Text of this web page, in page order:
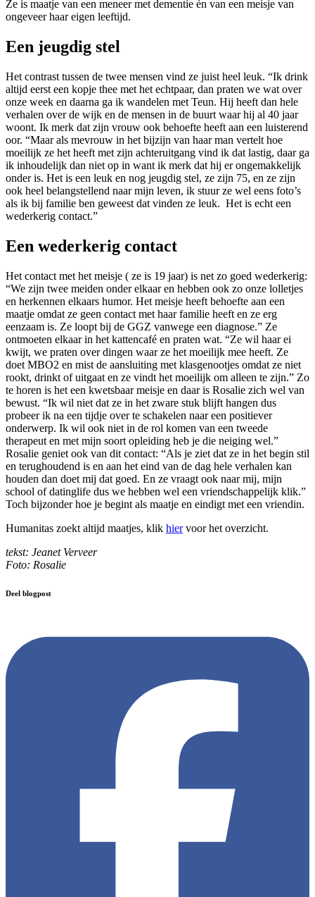
Ze is maatje van een meneer met dementie èn van een meisje van
ongeveer haar eigen leeftijd.
Een jeugdig stel
Het contrast tussen de twee mensen vind ze juist heel leuk. “Ik drink
altijd eerst een kopje thee met het echtpaar, dan praten we wat over
onze week en daarna ga ik wandelen met Teun. Hij heeft dan hele
verhalen over de wijk en de mensen in de buurt waar hij al 40 jaar
woont. Ik merk dat zijn vrouw ook behoefte heeft aan een luisterend
oor. “Maar als mevrouw in het bijzijn van haar man vertelt hoe
moeilijk ze het heeft met zijn achteruitgang vind ik dat lastig, daar ga
ik inhoudelijk dan niet op in want ik merk dat hij er ongemakkelijk
onder is. Het is een leuk en nog jeugdig stel, ze zijn 75, en ze zijn
ook heel belangstellend naar mijn leven, ik stuur ze wel eens foto’s
als ik bij familie ben geweest dat vinden ze leuk. Het is echt een
wederkerig contact.”
Een wederkerig contact
Het contact met het meisje ( ze is 19 jaar) is net zo goed wederkerig:
“We zijn twee meiden onder elkaar en hebben ook zo onze lolletjes
en herkennen elkaars humor. Het meisje heeft behoefte aan een
maatje omdat ze geen contact met haar familie heeft en ze erg
eenzaam is. Ze loopt bij de GGZ vanwege een diagnose.” Ze
ontmoeten elkaar in het kattencafé en praten wat. “Ze wil haar ei
kwijt, we praten over dingen waar ze het moeilijk mee heeft. Ze
doet MBO2 en mist de aansluiting met klasgenootjes omdat ze niet
rookt, drinkt of uitgaat en ze vindt het moeilijk om alleen te zijn.” Zo
te horen is het een kwetsbaar meisje en daar is Rosalie zich wel van
bewust. “Ik wil niet dat ze in het zware stuk blijft hangen dus
probeer ik na een tijdje over te schakelen naar een positiever
onderwerp. Ik wil ook niet in de rol komen van een tweede
therapeut en met mijn soort opleiding heb je die neiging wel.”
Rosalie geniet ook van dit contact: “Als je ziet dat ze in het begin stil
en terughoudend is en aan het eind van de dag hele verhalen kan
houden dan doet mij dat goed. En ze vraagt ook naar mij, mijn
school of datinglife dus we hebben wel een vriendschappelijk klik.”
Toch bijzonder hoe je begint als maatje en eindigt met een vriendin.
Humanitas zoekt altijd maatjes, klik hiervoor het overzicht.
tekst: Jeanet Verveer
Foto: Rosalie
Deel blogpost